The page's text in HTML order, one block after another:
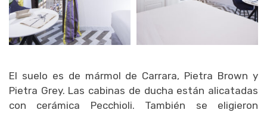
El suelo es de mármol de Carrara, Pietra Brown y
Pietra Grey. Las cabinas de ducha están alicatadas
con cerámica Pecchioli. También se eligieron